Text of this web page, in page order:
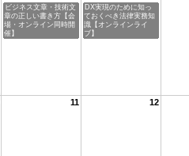
11 12
ビジネス文章・技術文
章の正しい書き方【会
場・オンライン同時開
催】
DX実現のために知っ
ておくべき法律実務知
識【オンラインライ
ブ】